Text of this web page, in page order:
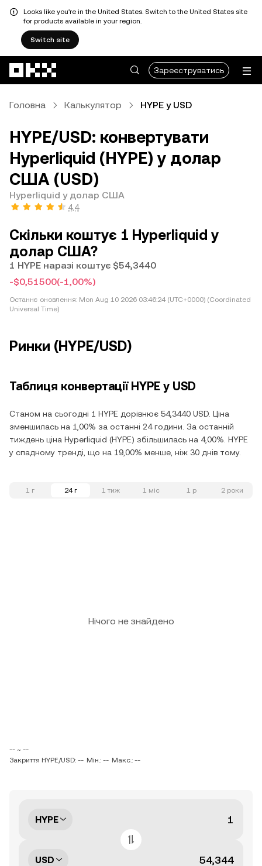
Looks like you're in the United States. Switch to the United States site
for products available in your region.
Switch site
Зареєструватись
Головна Калькулятор HYPE у USD
HYPE/USD: конвертувати
Hyperliquid (HYPE) у долар
США (USD)
Hyperliquid у долар США
4,4
Скільки коштує 1 Hyperliquid у
долар США?
1 HYPE наразі коштує $54,3440
-$0,51500(-1,00%)
Останнє оновлення: Mon Aug 10 2026 03:46:24 (UTC+0000) (Coordinated
Universal Time)
Ринки (HYPE/USD)
Таблиця конвертації HYPE у USD
Станом на сьогодні 1 HYPE дорівнює 54,3440 USD. Ціна
зменшилась на 1,00% за останні 24 години. За останній
тиждень ціна Hyperliquid (HYPE) збільшилась на 4,00%. HYPE
у спадному тренді, що на 19,00% менше, ніж 30 днів тому.
1 г 24 г 1 тиж 1 міс 1 р 2 роки
Нічого не знайдено
-- ~ --
Закриття HYPE/USD: -- Мін.: -- Макс.: --
HYPE
USD